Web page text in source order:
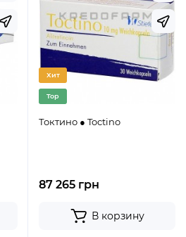
Хит
Top
Токтино ● Toctino
87 265 грн
В корзину